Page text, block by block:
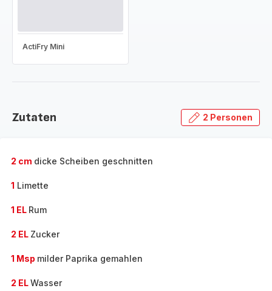
ActiFry Mini
Zutaten 2 Personen
2 cm dicke Scheiben geschnitten
1 Limette
1 EL Rum
2 EL Zucker
1 Msp milder Paprika gemahlen
2 ELWasser